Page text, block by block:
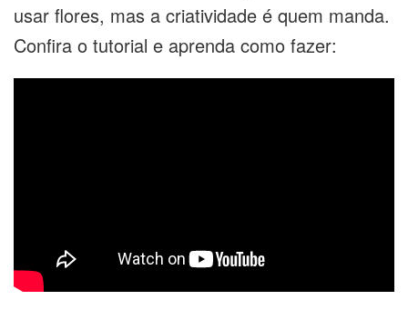
usar flores, mas a criatividade é quem manda.
Confira o tutorial e aprenda como fazer: